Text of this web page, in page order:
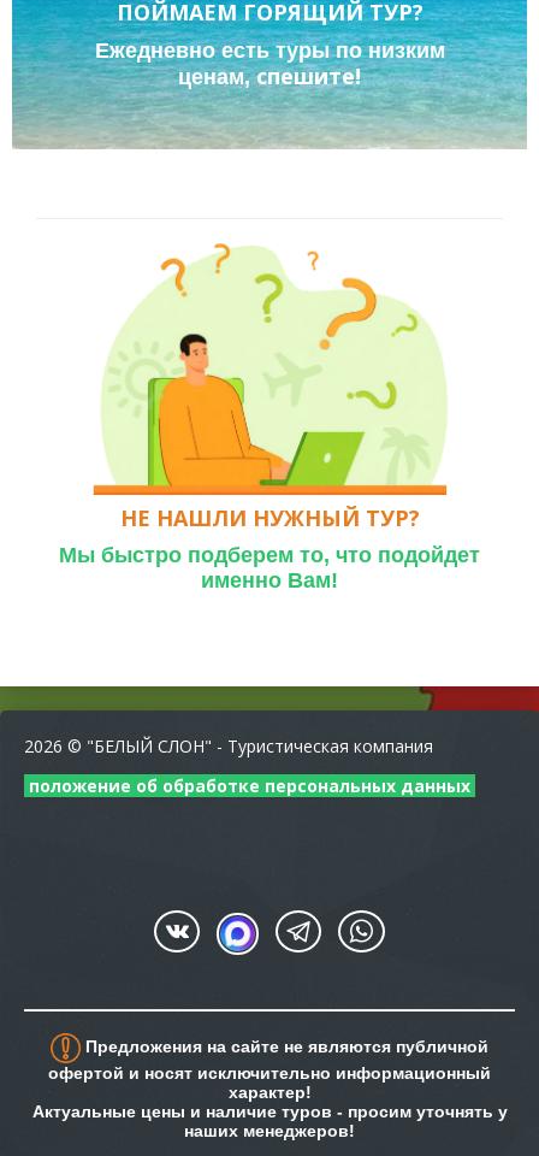
ПОЙМАЕМ ГОРЯЩИЙ ТУР?
Ежедневно есть туры по низким
ценам,спешите!
НЕ НАШЛИ НУЖНЫЙ ТУР?
Мы быстро подберем то, что подойдет
именно Вам!
2026 © "БЕЛЫЙ СЛОН" - Туристическая компания
положение об обработке персональных данных
Предложения на сайте не являются публичной
офертой и носят исключительно информационный
характер!
Актуальные цены и наличие туров - просим уточнять у
наших менеджеров!